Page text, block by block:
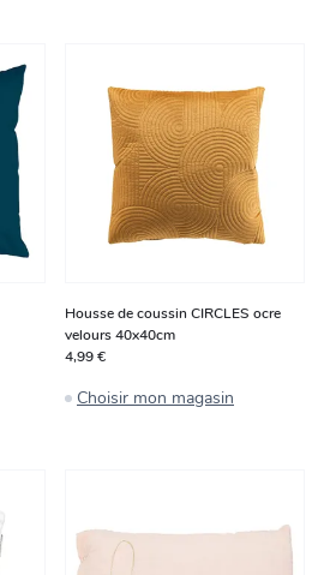
Housse de coussin CIRCLES ocre
velours 40x40cm
4,99 €
Choisir mon magasin